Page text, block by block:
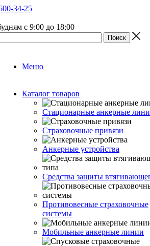
34-25
с 9:00 до 18:00
Меню
Каталог товаров
Стационарные анкерные
Страховочные привязи
Анкерные устройства
Средства защиты
Противовесные страховочные
системы
Мобильные анкерные линии